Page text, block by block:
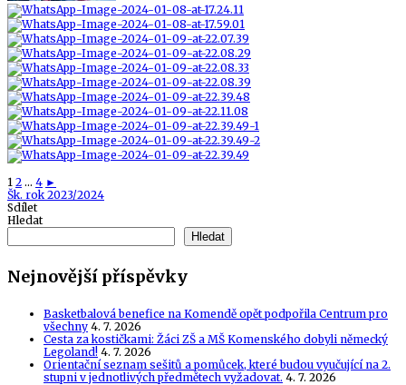
1 2 ... 4 ►
Tags
Šk. rok 2023/2024
Sdílet
Hledat
Hledat
Nejnovější příspěvky
Basketbalová benefice na Komendě opět podpořila Centrum pro
všechny 4. 7. 2026
Cesta za kostičkami: Žáci ZŠ a MŠ Komenského dobyli německý
Legoland! 4. 7. 2026
Orientační seznam sešitů a pomůcek, které budou vyučující na 2.
stupni v jednotlivých předmětech vyžadovat. 4. 7. 2026